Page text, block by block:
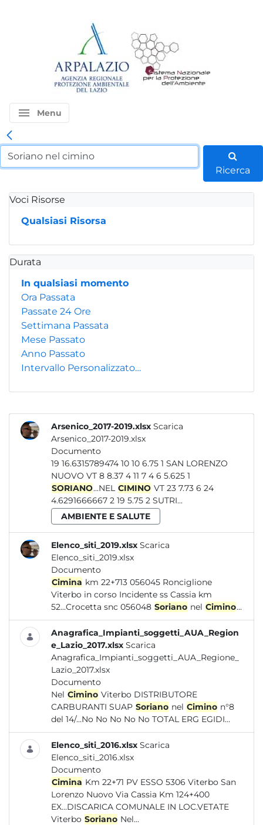
menu Menu
Ricerca
Voci Risorse
Qualsiasi Risorsa
Durata
In qualsiasi momento
Ora Passata
Passate 24 Ore
Settimana Passata
Mese Passato
Anno Passato
Intervallo Personalizzato…
Arsenico_2017-2019.xlsx Scarica
Arsenico_2017-2019.xlsx
Documento
19 16.6315789474 10 10 6.75 1 SAN LORENZO
NUOVO VT 8 8.37 4 11 7 4 6 5.625 1
SORIANO...NEL CIMINO VT 23 7.73 6 24
4.6291666667 2 19 5.75 2 SUTRI...
AMBIENTE E SALUTE
Elenco_siti_2019.xlsx Scarica
Elenco_siti_2019.xlsx
Documento
Cimina km 22+713 056045 Ronciglione
Viterbo in corso Incidente ss Cassia km
52...Crocetta snc 056048 Soriano nel Cimino...
Anagrafica_Impianti_soggetti_AUA_Region
e_Lazio_2017.xlsx Scarica
Anagrafica_Impianti_soggetti_AUA_Regione_
Lazio_2017.xlsx
Documento
Nel Cimino Viterbo DISTRIBUTORE
CARBURANTI SUAP Soriano nel Cimino n°8
del 14/...No No No No No TOTAL ERG EGIDI...
Elenco_siti_2016.xlsx Scarica
Elenco_siti_2016.xlsx
Documento
Cimina Km 22+71 PV ESSO 5306 Viterbo San
Lorenzo Nuovo Via Cassia Km 124+400
EX...DISCARICA COMUNALE IN LOC.VETATE
Viterbo Soriano Nel...